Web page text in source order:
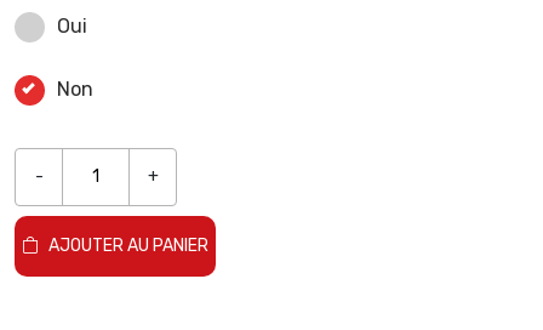
Oui
Non
- +
AJOUTER AU PANIER